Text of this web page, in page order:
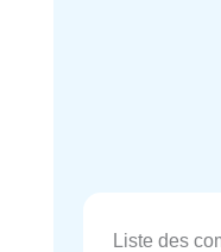
Liste des